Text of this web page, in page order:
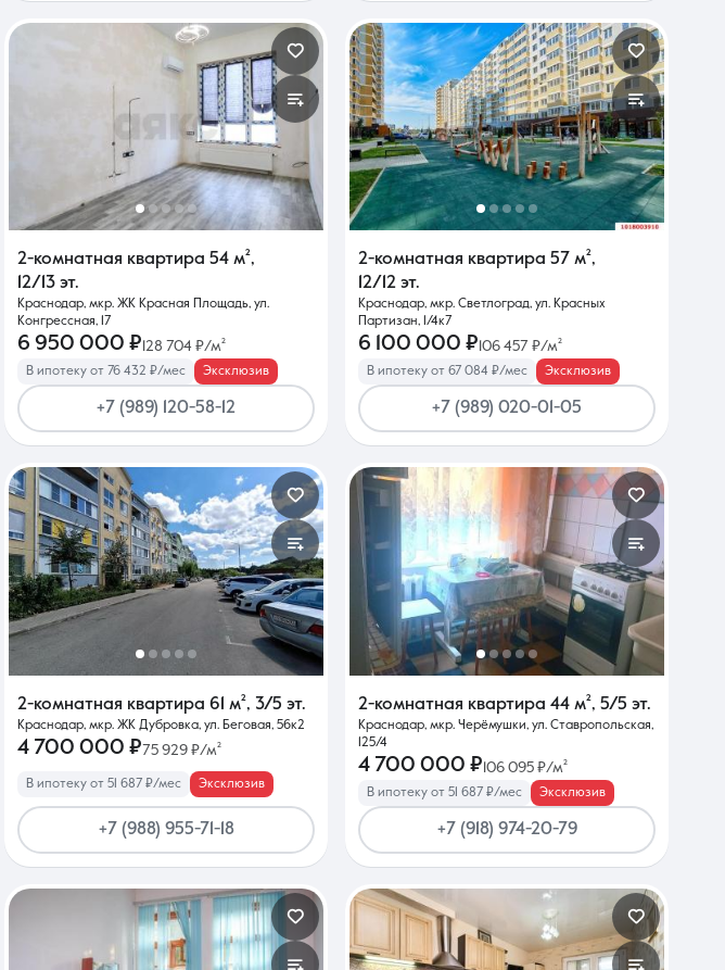
2-комнатная квартира 54 м²,
12/13 эт.
Краснодар, мкр. ЖК Красная Площадь, ул.
Конгрессная, 17
6 950 000 ₽ 128 704 ₽/м²
В ипотеку от 76 432 ₽/мес Эксклюзив
+7 (989) 120-58-12
2-комнатная квартира 57 м²,
12/12 эт.
Краснодар, мкр. Светлоград, ул. Красных
Партизан, 1/4к7
6 100 000 ₽ 106 457 ₽/м²
В ипотеку от 67 084 ₽/мес Эксклюзив
+7 (989) 020-01-05
2-комнатная квартира 61 м², 3/5 эт.
Краснодар, мкр. ЖК Дубровка, ул. Беговая, 56к2
4 700 000 ₽75 929 ₽/м²
В ипотеку от 51 687 ₽/мес Эксклюзив
+7 (988) 955-71-18
2-комнатная квартира 44 м², 5/5 эт.
Краснодар, мкр. Черёмушки, ул. Ставропольская,
125/4
4 700 000 ₽106 095 ₽/м²
В ипотеку от 51 687 ₽/мес Эксклюзив
+7 (918) 974-20-79